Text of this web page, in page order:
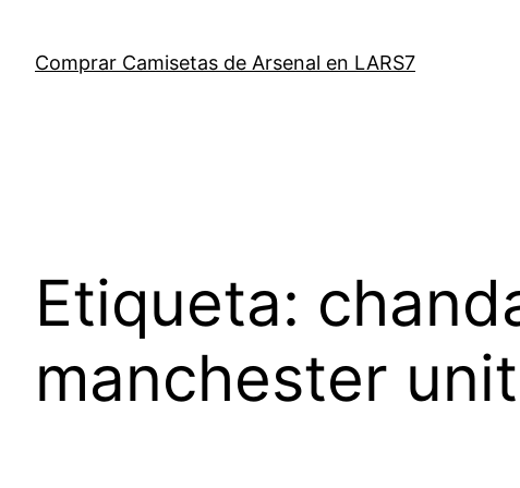
contenido
Comprar Camisetas de Arsenal en LARS7
Etiqueta:
manchester